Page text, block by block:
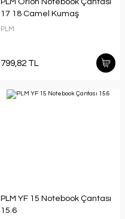
17 18 Camel Kumaş
PLM
799,82 TL
PLM YF 15 Notebook Çantası
15.6